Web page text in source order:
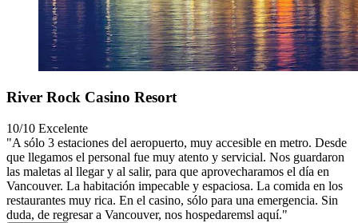
River Rock Casino Resort
10/10 Excelente
"A sólo 3 estaciones del aeropuerto, muy accesible en metro. Desde
que llegamos el personal fue muy atento y servicial. Nos guardaron
las maletas al llegar y al salir, para que aprovecharamos el día en
Vancouver. La habitación impecable y espaciosa. La comida en los
restaurantes muy rica. En el casino, sólo para una emergencia. Sin
duda, de regresar a Vancouver, nos hospedaremsl aquí."